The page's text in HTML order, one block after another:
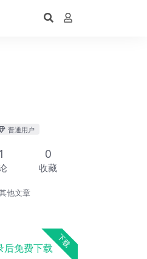
普通用户
0
收藏
他文章
下载
后免费下载